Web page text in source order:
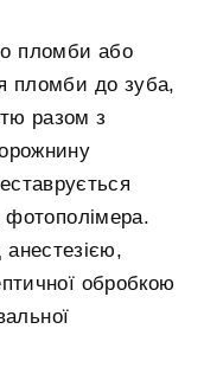
пломби або
пломби до зуба,
разом з
обробкою